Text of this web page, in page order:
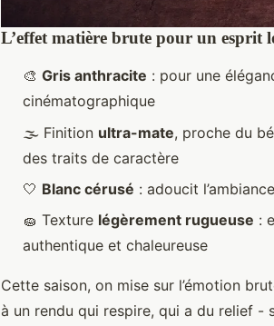
L’effet matière brute pour un esprit
🎨 Gris anthracite : pour une
cinématographique
🌫️ Finition ultra-mate, proche du
des traits de caractère
🤍 Blanc cérusé : adoucit
🧽 Texture légèrement rugueuse :
authentique et chaleureuse
Cette saison, on mise sur l’émotion
à un rendu qui respire, qui a du relief -